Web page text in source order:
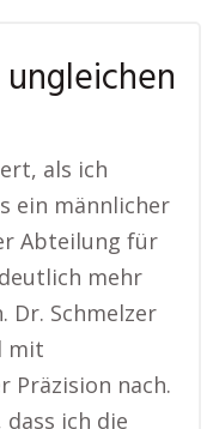
als ich
ein männlicher
Abteilung für
mehr
Dr. Schmelzer
mit
Präzision nach.
ich die